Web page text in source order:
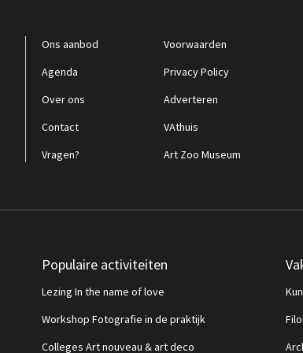
Ons aanbod
Agenda
Over ons
Contact
Vragen?
Voorwaarden
Privacy Policy
Adverteren
VAthuis
Art Zoo Museum
Populaire activiteiten
Lezing In the name of love
Workshop Fotografie in de praktijk
Colleges Art nouveau & art deco